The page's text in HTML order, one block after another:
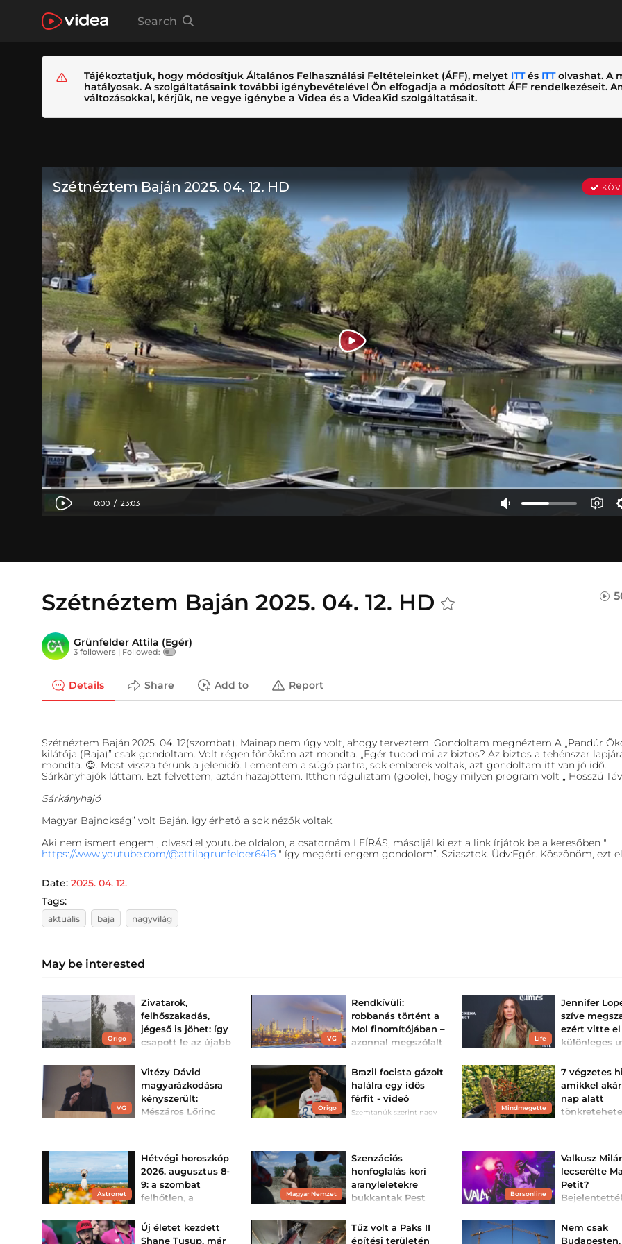
Search
Tájékoztatjuk, hogy módosítjuk Általános Felhasználási Feltételeinket (ÁFF), melyet ITTés ITTolvashat. A
hatályosak. A szolgáltatásaink további igénybevételével Ön elfogadja a módosított ÁFF rendelkezéseit.
változásokkal, kérjük, ne vegye igénybe a Videa és a VideaKid szolgáltatásait.
Szétnéztem Baján 2025. 04. 12. HD
Grünfelder Attila (Egér)
3 followers | Followed:
Details Share Add to Report
Szétnéztem Baján.2025. 04. 12(szombat). Mainap nem úgy volt, ahogy terveztem. Gondoltam megnéztem A „Pandúr
kilátója (Baja)” csak gondoltam. Volt régen főnököm azt mondta. „Egér tudod mi az biztos? Az biztos a tehénszar
mondta. 😊. Most vissza térünk a jelenidő. Lementem a súgó partra, sok emberek voltak, azt gondoltam itt van jó idő.
Sárkányhajók láttam. Ezt felvettem, aztán hazajöttem. Itthon ráguliztam (goole), hogy milyen program volt „ Hosszú
Sárkányhajó
Magyar Bajnokság” volt Baján. Így érhető a sok nézők voltak.
Aki nem ismert engem , olvasd el youtube oldalon, a csatornám LEÍRÁS, másoljál ki ezt a link írjátok be a keresőben "
https://www.youtube.com/@attilagrunfelder6416 " így megérti engem gondolom”. Sziasztok. Üdv:Egér. Köszönöm, ezt
Date: 2025. 04. 12.
Tags:
aktuális baja nagyvilág
May be interested
Origo
Zivatarok,
felhőszakadás,
jégeső is jöhet: így
csapott le az újabb
– videó
Mutatjuk a legfrissebb
videókat!
VG
Rendkívüli:
robbanás történt a
Mol finomítójában –
azonnal megszólalt
incidensről
Senki sem sérült meg, a
lakosságot viszont arra
kérik, egyelőre ne
tartózkodjanak a
szabadban.
Life
Jennifer
szíve
ezért vitte el
különleges
Ritkán enged
a családi életébe,
azonban kivételt
VG
Vitézy Dávid
magyarázkodásra
kényszerült:
Mészáros Lőrinc
Nincsenek állami
kapacitások.
Origo
Brazil focista gázolt
halálra egy idős
férfit - videó
Szemtanúk szerint nagy
Mindmegette
7 végzetes
amikkel
nap alatt
nemcsak a kevés
veszélyezteti a
Mutatjuk a
hibákat,
idején többet
mint
Astronet
Hétvégi horoszkóp
2026. augusztus 8-
9: a szombat
felhőtlen, a
néhány fordulatot…
Szombaton a Hold a
Magyar Nemzet
Szenzációs
honfoglalás kori
aranyleletekre
bukkantak Pest
A felbecsülhetetlen értékű
kincs a korabeli elit
tagjaihoz tartozhatott.
Borsonline
Valkusz
lecserélte
Petit?
fellépését
A VALMAR
Új életet kezdett
Shane Tusup, már
Tűz volt a Paks II
építési területén
Nem csak
Budapesten,